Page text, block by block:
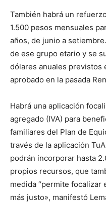
También habrá un
1.500 pesos mensuales
años, de junio a
de ese grupo etario y se
dólares anuales previstos
aprobado en la pasada
Habrá una aplicación
agregado (IVA) para
familiares del Plan de
través de la aplicación
podrán incorporar hasta
propios recursos, que
medida “permite
más justo», manifestó